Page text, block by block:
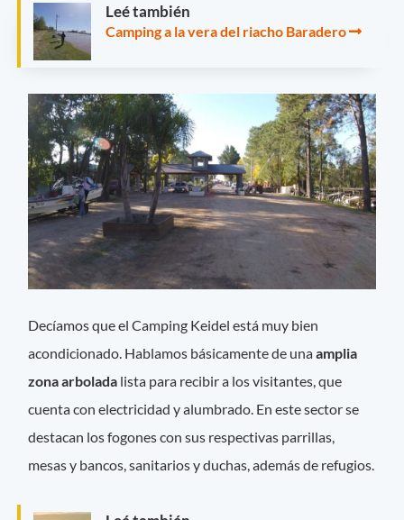
Leé también
Camping a la vera del riacho Baradero
Decíamos que el Camping Keidel está muy bien
acondicionado. Hablamos básicamente de unaamplia
zona arbolada lista para recibir a los visitantes, que
cuenta con electricidad y alumbrado. En este sector se
destacan los fogones con sus respectivas parrillas,
mesas y bancos, sanitarios y duchas, además de refugios.